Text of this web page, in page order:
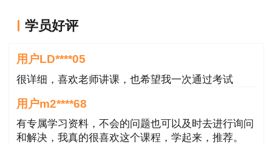
学员好评
用户LD****05
很详细，喜欢老师讲课，也希望我一次通过考试
用户m2****68
有专属学习资料，不会的问题也可以及时去进行询问
和解决，我真的很喜欢这个课程，学起来，推荐。